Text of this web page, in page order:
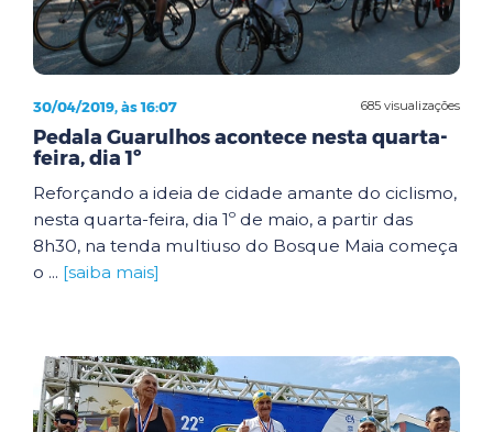
685 visualizações
30/04/2019, às 16:07
Pedala Guarulhos acontece nesta quarta-
feira, dia 1º
Reforçando a ideia de cidade amante do ciclismo,
nesta quarta-feira, dia 1º de maio, a partir das
8h30, na tenda multiuso do Bosque Maia começa
o ... [saiba mais]